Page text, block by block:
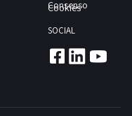
Consenso
Cookies
SOCIAL